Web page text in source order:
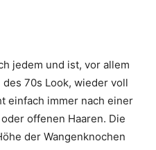
jedem und ist, vor allem
70s Look, wieder voll
einfach immer nach einer
offenen Haaren. Die
der Wangenknochen